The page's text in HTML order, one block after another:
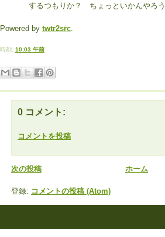
するつもりか？ ちょっといかんやろ
Powered by twtr2src.
時刻: 10:03 午前
0 コメント:
コメントを投稿
次の投稿 ホーム
登録: コメントの投稿 (Atom)